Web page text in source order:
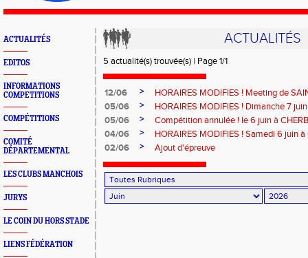
ACTUALITÉS
EDITOS
INFORMATIONS
COMPETITIONS
COMPÉTITIONS
COMITÉ
DÉPARTEMENTAL
LES CLUBS MANCHOIS
JURYS
LE COIN DU HORS STADE
LIENS FÉDÉRATION
ACTUALITÉS
5 actualité(s) trouvée(s) | Page 1/1
12/06 >
HORAIRES MODIFIES ! Meeting de
05/06
>
HORAIRES MODIFIES ! Dimanche 7
05/06
>
Compétition annulée ! le 6 juin à
04/06
>
HORAIRES MODIFIES ! Samedi 6 juin à
02/06
> Ajout d'épreuve